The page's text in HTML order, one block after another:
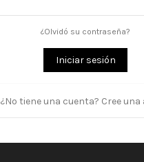
¿Olvidó su contraseña?
Iniciar sesión
¿No tiene una cuenta? Cree una